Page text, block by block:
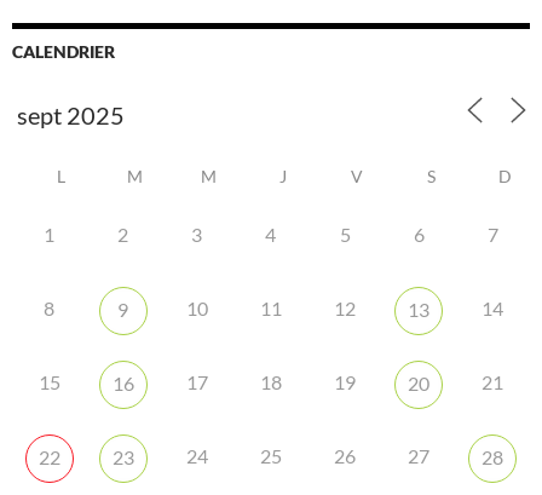
CALENDRIER
L M M J V S D
1 2 3 4 5 6 7
8 9 10 11 12 13 14
15 16 17 18 19 20 21
22 23 24 25 26 27 28